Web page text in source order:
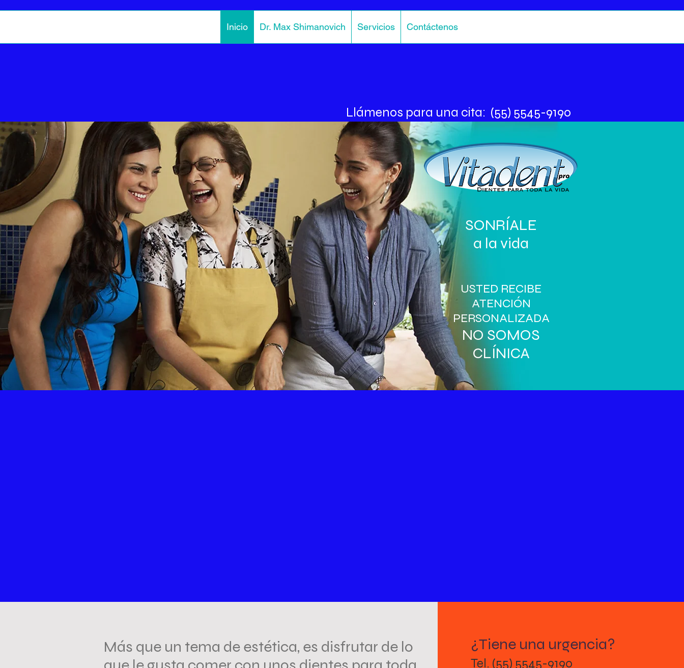
Llámenos para una cita: (55) 5545-9190
SONRÍALE
a la vida
USTED RECIBE
ATENCIÓN
PERSONALIZADA
NO SOMOS
CLÍNICA
Más que un tema de estética, es disfrutar de lo
¿Tiene una urgencia?
Tel. (55) 5545-9190
Inicio Dr. Max Shimanovich Servicios Contáctenos